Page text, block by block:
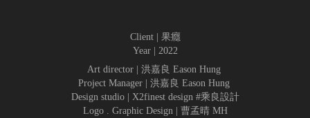
Client | 果癮
Year | 2022
Art director | 洪嘉良 Eason Hung
Project Manager | 洪嘉良 Eason Hung
Design studio | X2finest design #乘良設計
Logo . Graphic Design | 曹孟晴 MH